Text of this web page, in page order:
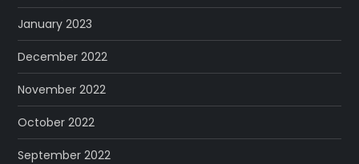
January 2023
December 2022
November 2022
October 2022
September 2022